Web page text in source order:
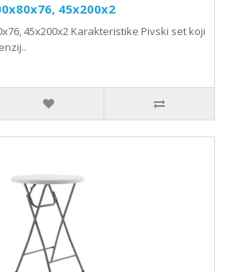
45x200x2
45x200x2 Karakteristike Pivski set koji